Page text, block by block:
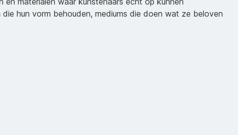
hun vorm behouden, mediums die doen wat ze beloven